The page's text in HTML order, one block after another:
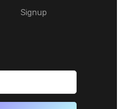
Signup